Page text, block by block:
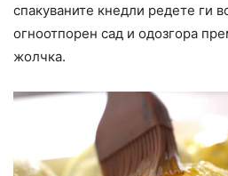
спакуваните кнедли редете ги
огноотпорен сад и одозгора
жолчка.